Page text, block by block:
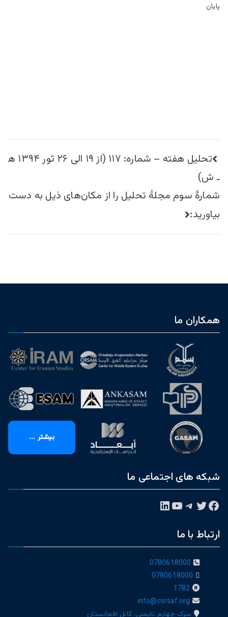
پایان
راهبری
نوشته
تحلیل هفته – شماره: ۱۱۷ (از ۱۹ الی ۲۶ ثور ۱۳۹۴ ه
ـ ش)
شمارۀ سوم مجلۀ تحلیل را از مکان‌های ذیل به دست
بیاورید:
همکاران ما
بیشتر ...
شبکه های اجتماعی ما
فیس‌بوکتوییتر تلگرام یوتیوبلینکداین
ارتباط با ما
0780618000
0780618000
1782
info@csrsaf.org
سرک چهارم تایمنی، کابل افغانستان